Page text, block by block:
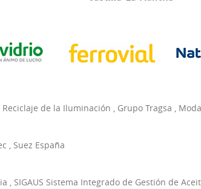
Reciclaje de la Iluminación Grupo Tragsa
Suez España
SIGAUS Sistema Integrado de Gestión de